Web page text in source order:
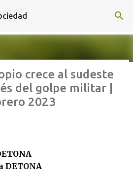
principal
| El arte de
| ROBERTO
2026
crece al sudeste
del golpe militar |
2023
DETONA